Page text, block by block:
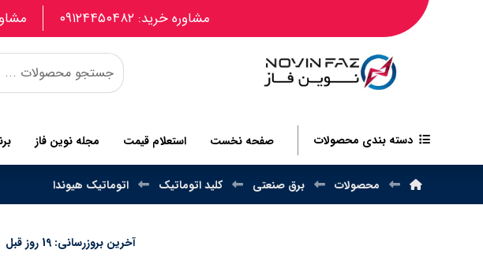
مشاوره مشاوره خرید: ۰۹۱۲۴۴۵۰۴۸۲
دسته بندی محصولات صفحه نخست استعلام قیمت مجله نوین فاز
محصولات برق صنعتی کلید اتوماتیک اتوماتیک هیوندا
آخرین بروزرسانی: 19 روز قبل